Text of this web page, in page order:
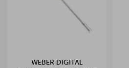
WEBER DIGITAL